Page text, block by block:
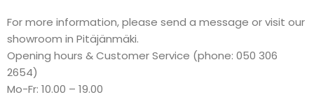
For more information, please send a message or visit our
showroom in Pitäjänmäki.
Opening hours & Customer Service (phone: 050 306
2654)
Mo-Fr: 10.00 – 19.00